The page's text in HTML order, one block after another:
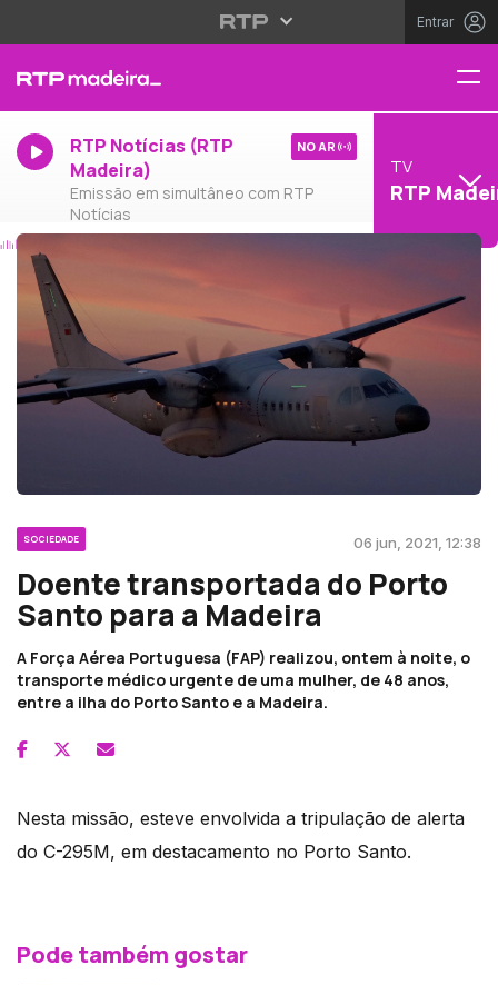
Entrar
RTP Notícias (RTP
Madeira)
Emissão em simultâneo com RTP
Notícias
NO AR
TV
RTP
SOCIEDADE 06 jun, 2021, 12:38
Doente transportada do Porto
Santo para a Madeira
A Força Aérea Portuguesa (FAP) realizou, ontem à noite, o
transporte médico urgente de uma mulher, de 48 anos,
entre a ilha do Porto Santo e a Madeira.
Nesta missão, esteve envolvida a tripulação de alerta
do C-295M, em destacamento no Porto Santo.
Pode também gostar